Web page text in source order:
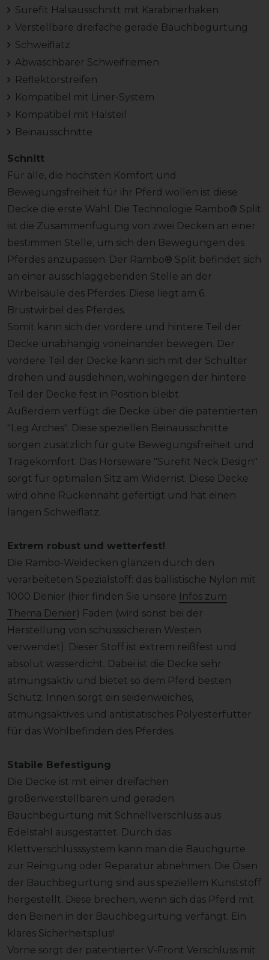
Surefit Halsausschnitt mit Karabinerhaken
Verstellbare dreifache gerade Bauchbegurtung
Schweiflatz
Abwaschbarer Schweifriemen
Reflektorstreifen
Kompatibel mit Liner-System
Kompatibel mit Halsteil
Beinausschnitte
Schnitt
Für alle, die höchsten Komfort und
Bewegungsfreiheit für ihr Pferd wollen ist diese
Decke die erste Wahl. Die Technologie Rambo® Split
ist die Zusammenfügung von zwei Decken an einer
bestimmen Stelle, um sich den Bewegungen des
Pferdes anzupassen. Der Rambo® Split befindet sich
an einer ausschlaggebenden Stelle an der
Wirbelsäule des Pferdes. Diese liegt am 6.
Brustwirbel des Pferdes.
Somit kann sich der vordere und hintere Teil der
Decke unabhängig voneinander bewegen. Der
vordere Teil der Decke kann sich mit der Schulter
drehen und ausdehnen, wohingegen der hintere
Teil der Decke fest in Position bleibt.
Außerdem verfügt die Decke über die patentierten
"Leg Arches". Diese speziellen Beinausschnitte
sorgen zusätzlich für gute Bewegungsfreiheit und
Tragekomfort. Das Horseware "Surefit Neck Design"
sorgt für optimalen Sitz am Widerrist. Diese Decke
wird ohne Rückennaht gefertigt und hat einen
langen Schweiflatz.
Extrem robust und wetterfest!
Die Rambo-Weidecken glänzen durch den
verarbeiteten Spezialstoff: das ballistische Nylon mit
1000 Denier (hier finden Sie unsere Infos zum
Thema Denier) Faden (wird sonst bei der
Herstellung von schusssicheren Westen
verwendet). Dieser Stoff ist extrem reißfest und
absolut wasserdicht. Dabei ist die Decke sehr
atmungsaktiv und bietet so dem Pferd besten
Schutz. Innen sorgt ein seidenweiches,
atmungsaktives und antistatisches Polyesterfutter
für das Wohlbefinden des Pferdes.
Stabile Befestigung
Die Decke ist mit einer dreifachen
größenverstellbaren und geraden
Bauchbegurtung mit Schnellverschluss aus
Edelstahl ausgestattet. Durch das
Klettverschlusssystem kann man die Bauchgurte
zur Reinigung oder Reparatur abnehmen. Die Ösen
der Bauchbegurtung sind aus speziellem Kunststoff
hergestellt. Diese brechen, wenn sich das Pferd mit
den Beinen in der Bauchbegurtung verfängt. Ein
klares Sicherheitsplus!
Vorne sorgt der patentierter V-Front Verschluss mit